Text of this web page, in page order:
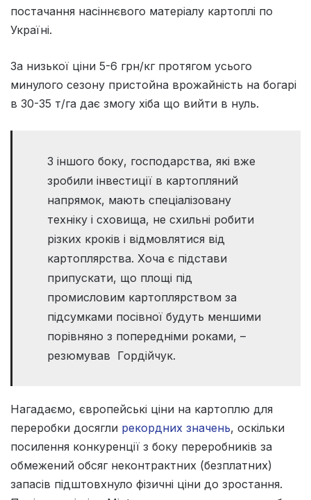
постачання насіннєвого матеріалу картоплі по
Україні.
За низької ціни 5-6 грн/кг протягом усього
минулого сезону пристойна врожайність на богарі
в 30-35 т/га дає змогу хіба що вийти в нуль.
З іншого боку, господарства, які вже
зробили інвестиції в картопляний
напрямок, мають спеціалізовану
техніку і сховища, не схильні робити
різких кроків і відмовлятися від
картоплярства. Хоча є підстави
припускати, що площі під
промисловим картоплярством за
підсумками посівної будуть меншими
порівняно з попередніми роками, –
резюмував Гордійчук.
Нагадаємо, європейські ціни на картоплю для
переробки досягли рекордних значень, оскільки
посилення конкуренції з боку переробників за
обмежений обсяг неконтрактних (безплатних)
запасів підштовхнуло фізичні ціни до зростання.